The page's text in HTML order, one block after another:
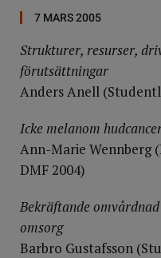
7 MARS 2005
Strukturer, resurser,
förutsättningar
Anders Anell
Icke melanom
Ann-Marie Wennberg
DMF 2004)
Bekräftande
omsorg
Barbro Gustafsson